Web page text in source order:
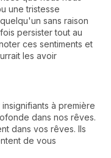
une tristesse
sans raison
persister tout au
ces sentiments et
les avoir
à première
dans nos rêves.
dans vos rêves. Ils
de vous